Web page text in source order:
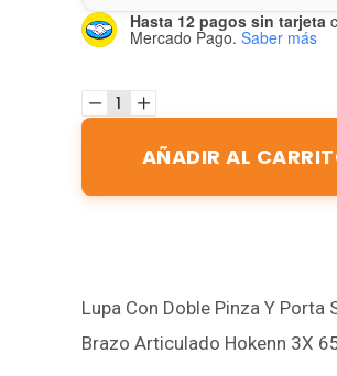
Hasta 12 pagos sin tarjeta
Mercado Pago. Saber más
AÑADIR AL
Lupa Con Doble Pinza Y Porta
Brazo Articulado Hokenn 3X